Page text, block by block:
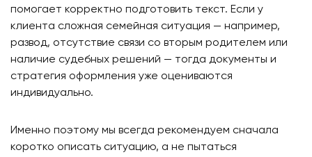
помогает корректно подготовить текст. Если у
клиента сложная семейная ситуация — например,
развод, отсутствие связи со вторым родителем или
наличие судебных решений — тогда документы и
стратегия оформления уже оцениваются
индивидуально.
Именно поэтому мы всегда рекомендуем сначала
коротко описать ситуацию, а не пытаться